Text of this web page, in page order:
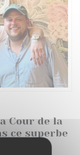
Cour de la
ce superbe